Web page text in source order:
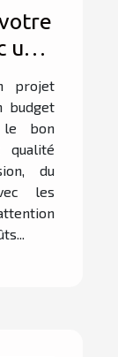
un
projet
budget
le bon
qualité
du
les